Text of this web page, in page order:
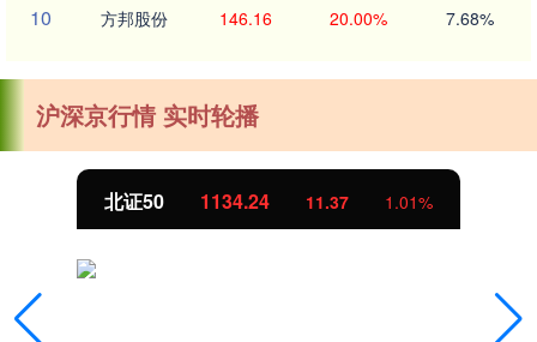
10 方邦股份 146.16 20.00% 7.68%
沪深京行情 实时轮播
北证50 1134.24 11.37 1.01%